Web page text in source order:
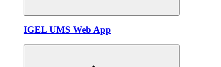
IGEL UMS Web App